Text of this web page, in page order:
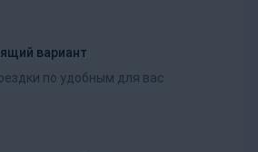
вариант
по удобным для вас